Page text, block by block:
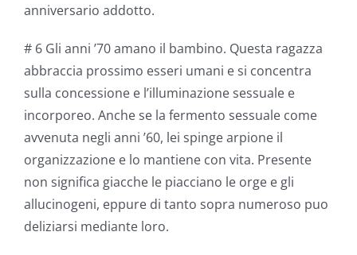
anniversario addotto.
# 6 Gli anni ’70 amano il bambino. Questa ragazza
abbraccia prossimo esseri umani e si concentra
sulla concessione e l’illuminazione sessuale e
incorporeo. Anche se la fermento sessuale come
avvenuta negli anni ’60, lei spinge arpione il
organizzazione e lo mantiene con vita. Presente
non significa giacche le piacciano le orge e gli
allucinogeni, eppure di tanto sopra numeroso puo
deliziarsi mediante loro.